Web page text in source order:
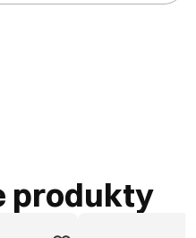
produkty